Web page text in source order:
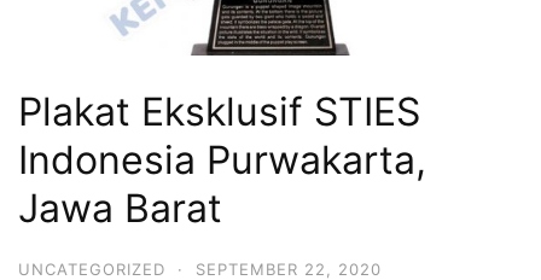
Plakat Eksklusif STIES
Indonesia Purwakarta,
Jawa Barat
UNCATEGORIZED · SEPTEMBER 22, 2020